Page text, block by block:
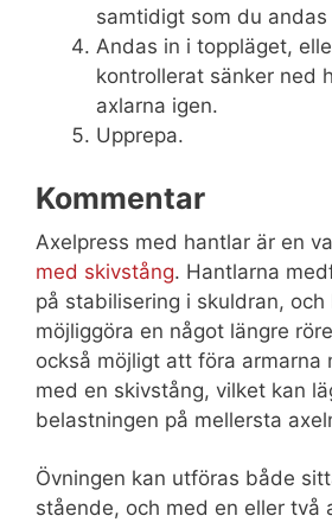
samtidigt som du andas
Andas in i toppläget,
kontrollerat sänker ned
axlarna igen.
Upprepa.
Kommentar
Axelpress med hantlar är en
med skivstång. Hantlarna
på stabilisering i skuldran, och
möjliggöra en något längre
också möjligt att föra armarna
med en skivstång, vilket kan
belastningen på mellersta
Övningen kan utföras både
stående, och med en eller två